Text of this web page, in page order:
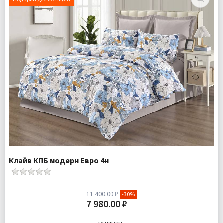
Клайв КПБ модерн Евро 4н
11 400.00 ₽ -30%
7 980.00 ₽